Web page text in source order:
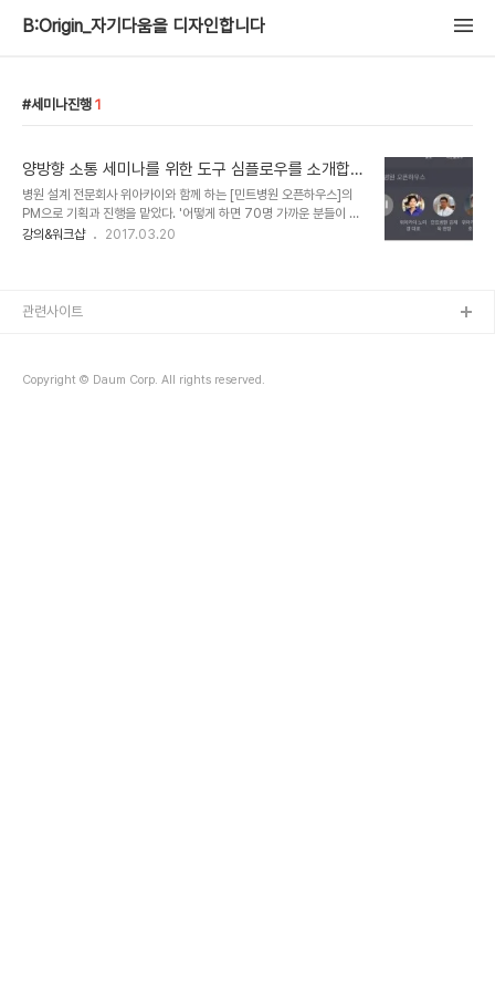
B:Origin_자기다움을 디자인합니다
세미나진행 1
양방향 소통 세미나를 위한 도구 심플로우를 소개합니
다
병원 설계 전문회사 위아카이와 함께 하는 [민트병원 오픈하우스]의
PM으로 기획과 진행을 맡았다. '어떻게 하면 70명 가까운 분들이 긴
밀하게 소통하는 현장을 만들 수 있을까?' 성공적인 세미나를 위해 셀
스마트한 솔루션이다. 특히 매력적인 부분은 모바일을 통해 청중이 연
운 분들이 오셔서 베이직 요금을 결제했다.
강의&워크샵 2017.03.20
Copyright © Daum Corp. All rights reserved.
관련사이트